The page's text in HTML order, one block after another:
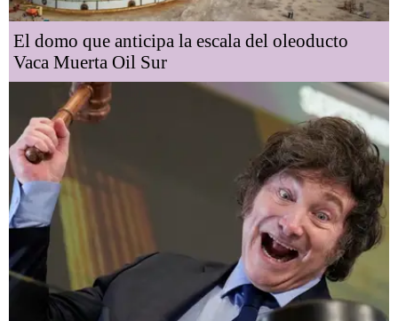
El domo que anticipa la escala del oleoducto
Vaca Muerta Oil Sur